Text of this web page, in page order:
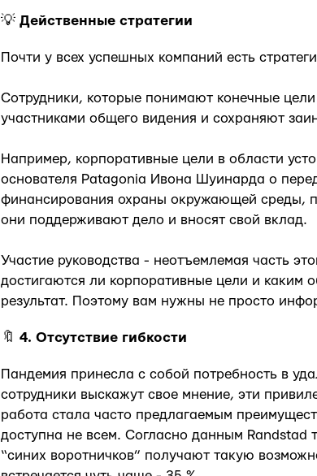
💡 Действенные стратегии
Почти у всех успешных компаний есть
Сотрудники, которые понимают конечные
участниками общего видения и сохраняют
Например, корпоративные цели в области
основателя Patagonia Ивона Шуинарда о
финансирования охраны окружающей среды,
они поддерживают дело и вносят свой вклад.
Участие руководства - неотъемлемая часть
достигаются ли корпоративные цели и каким
результат. Поэтому вам нужны не просто
🔖 4. Отсутствие гибкости
Пандемия принесла с собой потребность в
сотрудники выскажут свое мнение, эти
работа стала часто предлагаемым
доступна не всем. Согласно данным Randstad
“синих воротничков” получают такую